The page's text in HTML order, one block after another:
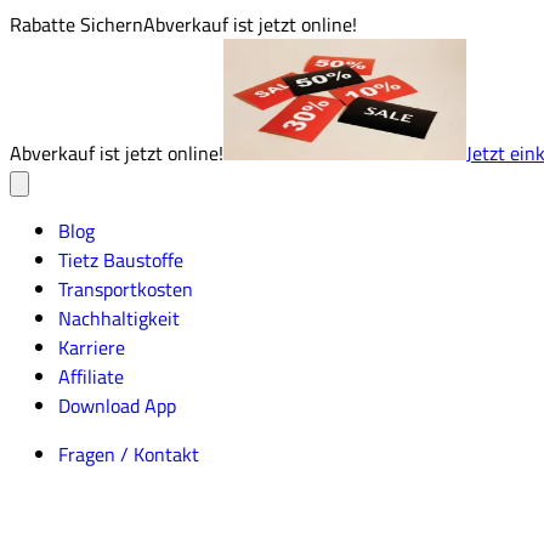
Rabatte SichernAbverkauf ist jetzt online!
Abverkauf ist jetzt online! Jetzt
Blog
Tietz Baustoffe
Transportkosten
Nachhaltigkeit
Karriere
Affiliate
Download App
Fragen / Kontakt